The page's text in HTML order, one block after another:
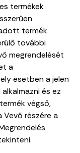
termékek
termék
további
megrendelését
a
esetben a jelen
és ez
végső,
részére a